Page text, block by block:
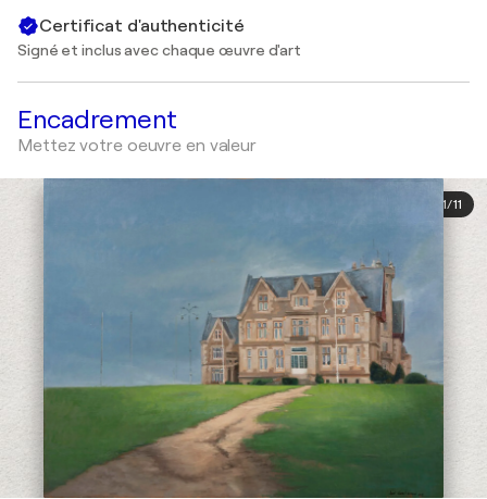
Certificat d'authenticité
Signé et inclus avec chaque œuvre d'art
Encadrement
Mettez votre oeuvre en valeur
1/11